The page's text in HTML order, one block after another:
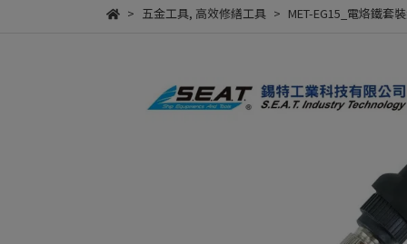
五金工具, 高效修繕工具 MET-EG15_電烙鐵套